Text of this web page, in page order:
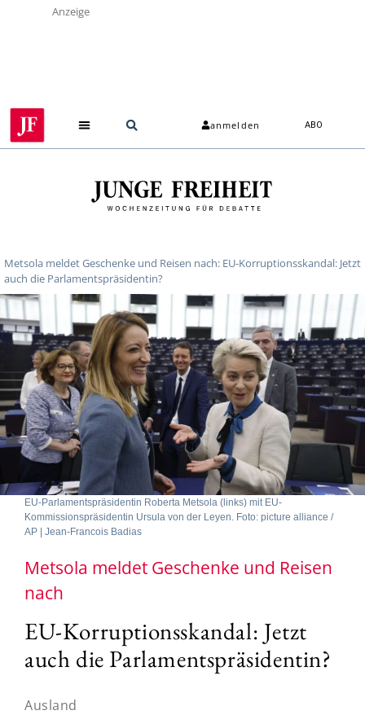
Anzeige
anmelden ABO
Metsola meldet Geschenke und Reisen nach: EU-Korruptionsskandal: Jetzt
auch die Parlamentspräsidentin?
EU-Parlamentspräsidentin Roberta Metsola (links) mit EU-
Kommissionspräsidentin Ursula von der Leyen. Foto: picture alliance /
AP | Jean-Francois Badias
Metsola meldet Geschenke und Reisen
nach
EU-Korruptionsskandal: Jetzt
auch die Parlamentspräsidentin?
Ausland